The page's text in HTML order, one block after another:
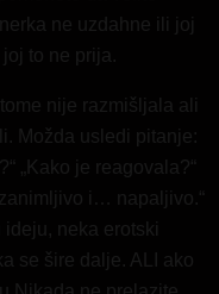
ne uzdahne ili joj
to ne prija.
nije razmišljala ali
Možda usledi pitanje:
„Kako je reagovala?“
i… napaljivo.“
neka erotski
se šire dalje. ALI ako